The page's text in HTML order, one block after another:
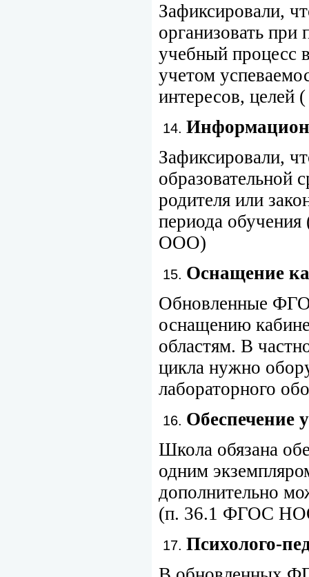
Зафиксировали,
организовать
учебный процесс
учетом
интересов,
Зафиксировали,
образовательной
родителя или
периода
ООО)
Оснащение
Обновленные
оснащению
областям. В
цикла нужно
лабораторного
Обеспечение
Школа обязана
одним
дополнительно
(п. 36.1 ФГОС
Психолого-